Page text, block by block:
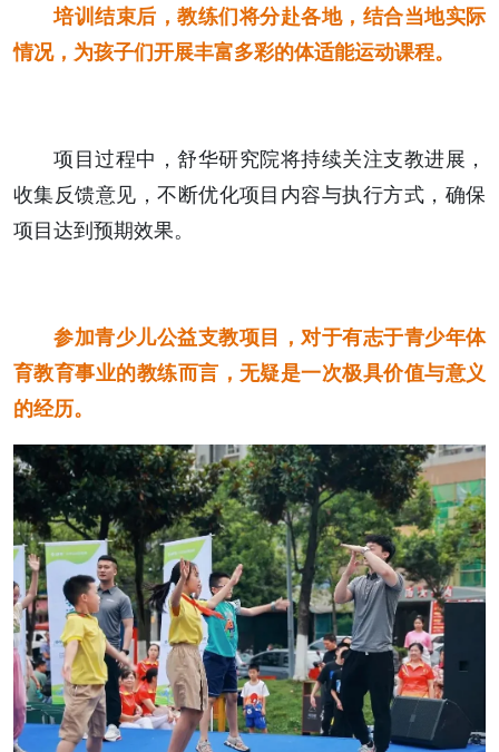
培训结束后，教练们将分赴各地，结合当地实际
情况，为孩子们开展丰富多彩的体适能运动课程。
项目过程中，舒华研究院将持续关注支教进展，
收集反馈意见，不断优化项目内容与执行方式，确保
项目达到预期效果。
参加青少儿公益支教项目，对于有志于青少年体
育教育事业的教练而言，无疑是一次极具价值与意义
的经历。